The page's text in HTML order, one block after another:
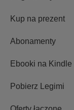
Kup na prezent
Abonamenty
Ebooki na Kindle
Pobierz Legimi